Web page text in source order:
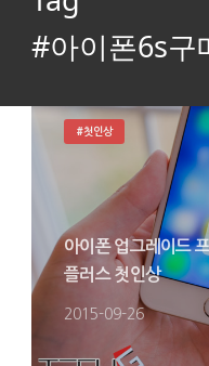
#아이폰6s구
아이폰 업그레이드
플러스 첫인상
2015-09-26
#첫인상